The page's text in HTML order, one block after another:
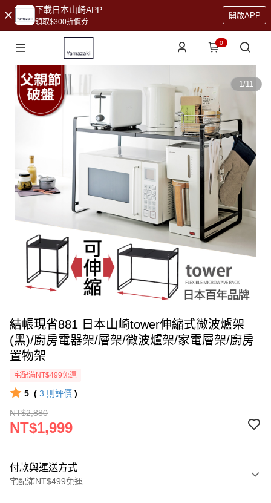
下載日本山崎APP
領取$300折價券
開啟APP
0
1/11
結帳現省881 日本山崎tower伸縮式微波爐架
(黑)/廚房電器架/層架/微波爐架/家電層架/廚房
置物架
宅配滿NT$499免運
5 ( 3 則評價 )
NT$2,880
NT$1,999
付款與運送方式
宅配滿NT$499免運